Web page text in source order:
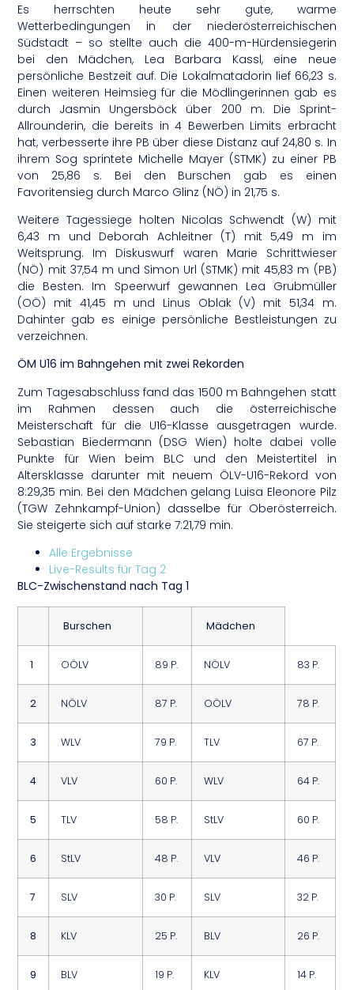
Es herrschten heute sehr gute, warme
Wetterbedingungen in der niederösterreichischen
Südstadt – so stellte auch die 400-m-Hürdensiegerin
bei den Mädchen, Lea Barbara Kassl, eine neue
persönliche Bestzeit auf. Die Lokalmatadorin lief 66,23 s.
Einen weiteren Heimsieg für die Mödlingerinnen gab es
durch Jasmin Ungersböck über 200 m. Die Sprint-
Allrounderin, die bereits in 4 Bewerben Limits erbracht
hat, verbesserte ihre PB über diese Distanz auf 24,80 s. In
ihrem Sog sprintete Michelle Mayer (STMK) zu einer PB
von 25,86 s. Bei den Burschen gab es einen
Favoritensieg durch Marco Glinz (NÖ) in 21,75 s.
Weitere Tagessiege holten Nicolas Schwendt (W) mit
6,43 m und Deborah Achleitner (T) mit 5,49 m im
Weitsprung. Im Diskuswurf waren Marie Schrittwieser
(NÖ) mit 37,54 m und Simon Url (STMK) mit 45,83 m (PB)
die Besten. Im Speerwurf gewannen Lea Grubmüller
(OÖ) mit 41,45 m und Linus Oblak (V) mit 51,34 m.
Dahinter gab es einige persönliche Bestleistungen zu
verzeichnen.
ÖM U16 im Bahngehen mit zwei Rekorden
Zum Tagesabschluss fand das 1500 m Bahngehen statt
im Rahmen dessen auch die österreichische
Meisterschaft für die U16-Klasse ausgetragen wurde.
Sebastian Biedermann (DSG Wien) holte dabei volle
Punkte für Wien beim BLC und den Meistertitel in
Altersklasse darunter mit neuem ÖLV-U16-Rekord von
8:29,35 min. Bei den Mädchen gelang Luisa Eleonore Pilz
(TGW Zehnkampf-Union) dasselbe für Oberösterreich.
Sie steigerte sich auf starke 7:21,79 min.
Alle Ergebnisse
Live-Results für Tag 2
BLC-Zwischenstand nach Tag 1
Burschen Mädchen
1 OÖLV 89 P. NÖLV 83 P.
2 NÖLV 87 P. OÖLV 78 P.
3 WLV 79 P. TLV 67 P.
4 VLV 60 P. WLV 64 P.
5 TLV 58 P. StLV 60 P.
6 StLV 48 P. VLV 46 P.
7 SLV 30 P. SLV 32 P.
8 KLV 25 P. BLV 26 P.
9 BLV 19 P. KLV 14 P.